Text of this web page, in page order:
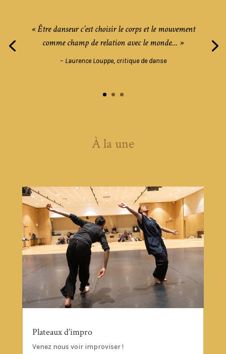
« Être danseur c’est choisir le corps et le mouvement
comme champ de relation avec le monde… »
– Laurence Louppe, critique de danse
À la une
Plateaux d’impro
Venez nous voir improviser !